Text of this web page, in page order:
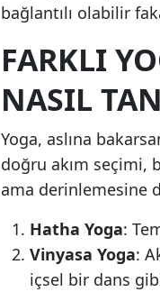
bağlantılı olabilir
FARKLI
NASIL
Yoga, aslına
doğru akım seçimi,
ama derinlemesine
Hatha Yoga:
Vinyasa Yoga:
içsel bir dans